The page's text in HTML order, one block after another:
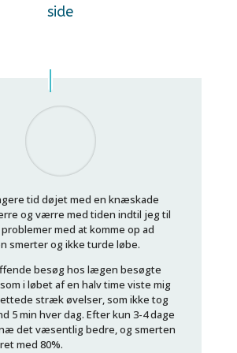
side
tid døjet med en knæskade
og værre med tiden indtil jeg til
med at komme op ad
smerter og ikke turde løbe.
besøg hos lægen besøgte
i løbet af en halv time viste mig
stræk øvelser, som ikke tog
5 min hver dag. Efter kun 3-4 dage
det væsentlig bedre, og smerten
med 80%.